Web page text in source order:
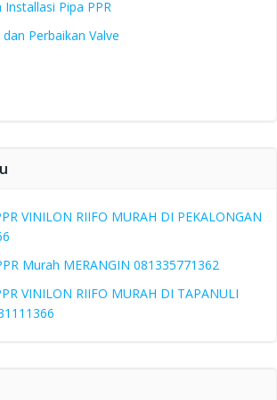
Installasi Pipa PPR
Perbaikan Valve
VINILON RIIFO MURAH DI PEKALONGAN
Murah MERANGIN 081335771362
VINILON RIIFO MURAH DI TAPANULI